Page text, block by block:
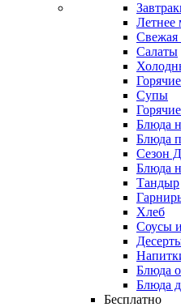
Летнее
Свежая
Салаты
Супы
Блюда
Блюда
Сезон
Блюда
Тандыр
Хлеб
Соусы
Блюда
Блюда
Бесплатно